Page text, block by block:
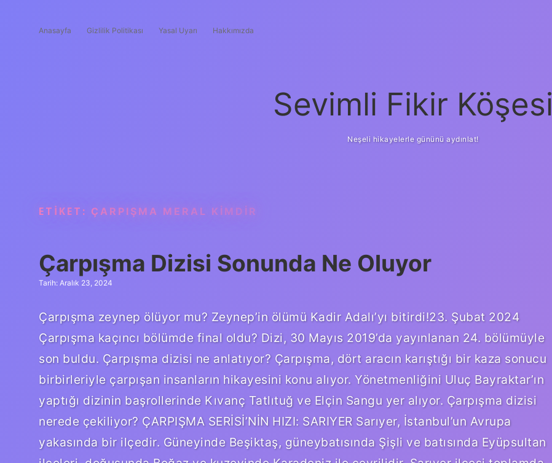
Anasayfa Gizlilik Politikası Yasal Uyarı Hakkımızda
Sevimli Fikir Köşesi
Neşeli hikayelerle gününü aydınlat!
ETIKET: ÇARPIŞMA MERAL KIMDIR
Çarpışma Dizisi Sonunda Ne Oluyor
Tarih: Aralık 23, 2024
Çarpışma zeynep ölüyor mu? Zeynep’in ölümü Kadir Adalı’yı bitirdi!23. Şubat 2024
Çarpışma kaçıncı bölümde final oldu? Dizi, 30 Mayıs 2019’da yayınlanan 24. bölümüyle
son buldu. Çarpışma dizisi ne anlatıyor? Çarpışma, dört aracın karıştığı bir kaza sonucu
birbirleriyle çarpışan insanların hikayesini konu alıyor. Yönetmenliğini Uluç Bayraktar’ın
yaptığı dizinin başrollerinde Kıvanç Tatlıtuğ ve Elçin Sangu yer alıyor. Çarpışma dizisi
nerede çekiliyor? ÇARPIŞMA SERİSİ’NİN HIZI: SARIYER Sarıyer, İstanbul’un Avrupa
yakasında bir ilçedir. Güneyinde Beşiktaş, güneybatısında Şişli ve batısında Eyüpsultan